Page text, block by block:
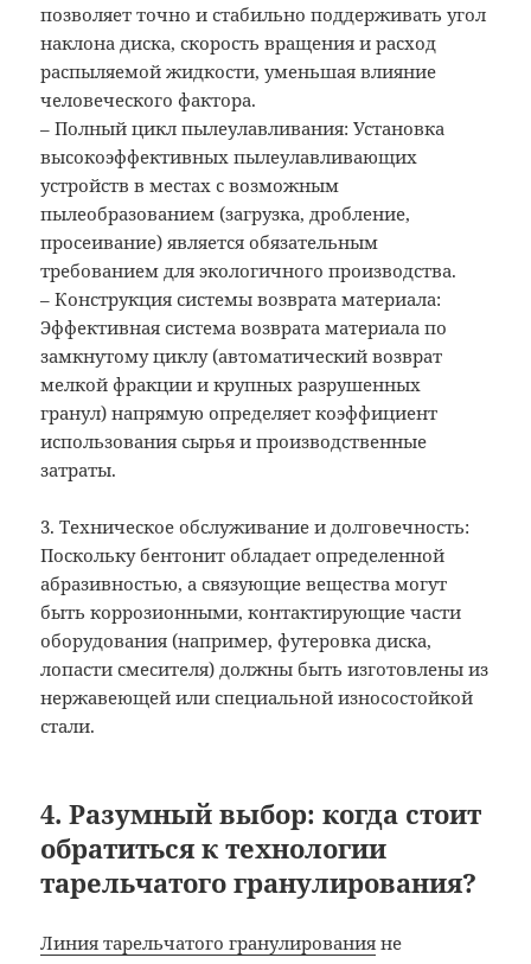
позволяет точно и стабильно поддерживать угол
наклона диска, скорость вращения и расход
распыляемой жидкости, уменьшая влияние
человеческого фактора.
– Полный цикл пылеулавливания: Установка
высокоэффективных пылеулавливающих
устройств в местах с возможным
пылеобразованием (загрузка, дробление,
просеивание) является обязательным
требованием для экологичного производства.
– Конструкция системы возврата материала:
Эффективная система возврата материала по
замкнутому циклу (автоматический возврат
мелкой фракции и крупных разрушенных
гранул) напрямую определяет коэффициент
использования сырья и производственные
затраты.
3. Техническое обслуживание и долговечность:
Поскольку бентонит обладает определенной
абразивностью, а связующие вещества могут
быть коррозионными, контактирующие части
оборудования (например, футеровка диска,
лопасти смесителя) должны быть изготовлены из
нержавеющей или специальной износостойкой
стали.
4. Разумный выбор: когда стоит
обратиться к технологии
тарельчатого гранулирования?
Линия тарельчатого гранулирования не